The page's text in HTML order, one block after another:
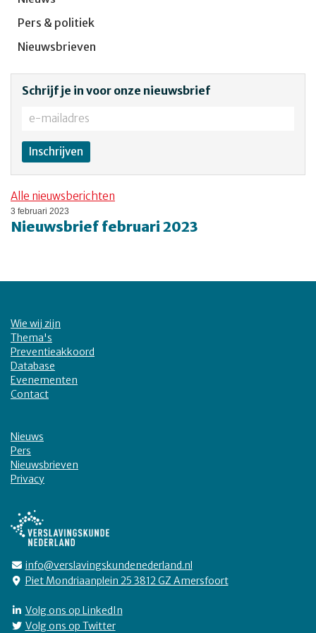
Pers & politiek
Nieuwsbrieven
Schrijf je in voor onze nieuwsbrief
Alle nieuwsberichten
3 februari 2023
Nieuwsbrief februari 2023
Wie wij zijn
Thema's
Preventieakkoord
Database
Evenementen
Contact
Nieuws
Pers
Nieuwsbrieven
Privacy
info@verslavingskundenederland.nl
Piet Mondriaanplein 25 3812 GZ Amersfoort
Volg ons op LinkedIn
Volg ons op Twitter